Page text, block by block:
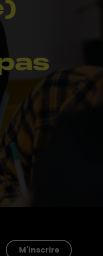
M'inscrire